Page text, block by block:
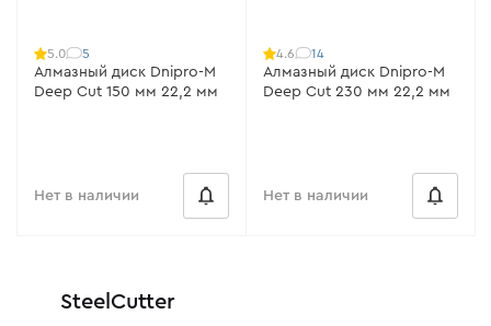
5.0 5
Алмазный диск Dnipro-M
Deep Cut 150 мм 22,2 мм
Нет в наличии
4.6 14
Алмазный диск Dnipro-M
Deep Cut 230 мм 22,2 мм
Нет в наличии
SteelCutter